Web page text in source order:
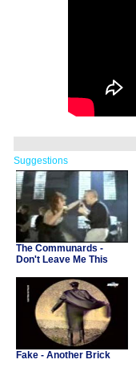
Suggestions
The Communards -
Don't Leave Me This
Fake - Another Brick